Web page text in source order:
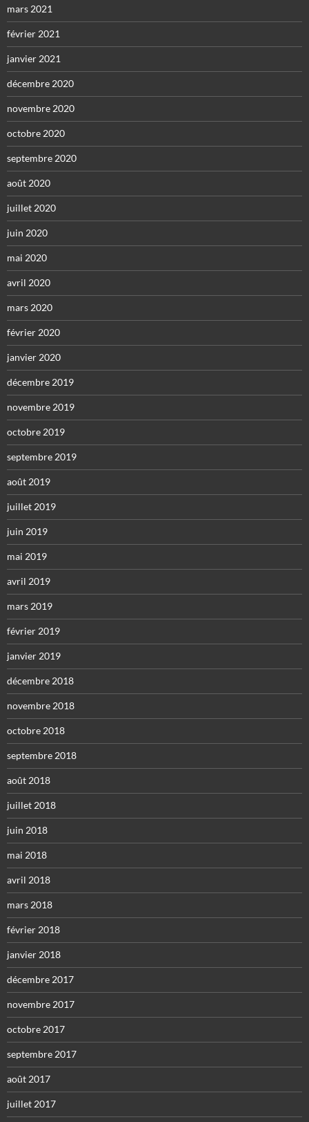
mars 2021
février 2021
janvier 2021
décembre 2020
novembre 2020
octobre 2020
septembre 2020
août 2020
juillet 2020
juin 2020
mai 2020
avril 2020
mars 2020
février 2020
janvier 2020
décembre 2019
novembre 2019
octobre 2019
septembre 2019
août 2019
juillet 2019
juin 2019
mai 2019
avril 2019
mars 2019
février 2019
janvier 2019
décembre 2018
novembre 2018
octobre 2018
septembre 2018
août 2018
juillet 2018
juin 2018
mai 2018
avril 2018
mars 2018
février 2018
janvier 2018
décembre 2017
novembre 2017
octobre 2017
septembre 2017
août 2017
juillet 2017